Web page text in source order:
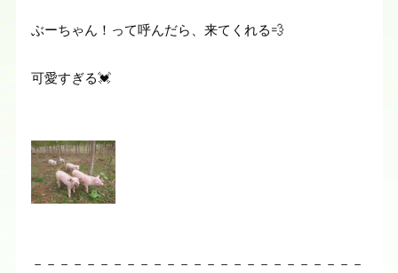
ぶーちゃん！って呼んだら、来てくれる💨
可愛すぎる💓
－－－－－－－－－－－－－－－－－－－－－－－－－